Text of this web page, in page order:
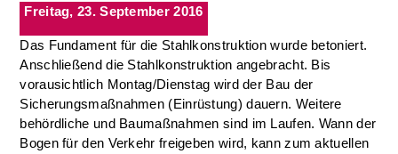
Freitag, 23. September 2016
Das Fundament für die Stahlkonstruktion wurde betoniert.
Anschließend die Stahlkonstruktion angebracht. Bis
vorausichtlich Montag/Dienstag wird der Bau der
Sicherungsmaßnahmen (Einrüstung) dauern. Weitere
behördliche und Baumaßnahmen sind im Laufen. Wann der
Bogen für den Verkehr freigeben wird, kann zum aktuellen